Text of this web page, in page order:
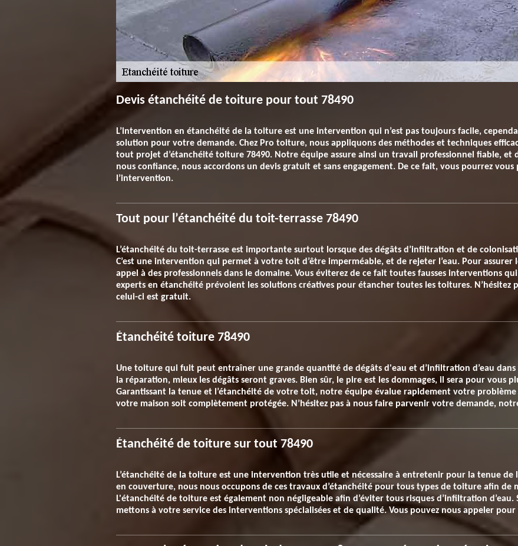
Devis étanchéité de toiture pour tout 78490
L’intervention en étanchéité de la toiture est une intervention qui n’est pas toujours facile,
solution pour votre demande. Chez Pro toiture, nous appliquons des méthodes et techniques
tout projet d’étanchéité toiture 78490. Notre équipe assure ainsi un travail professionnel fiable, et
nous confiance, nous accordons un devis gratuit et sans engagement. De ce fait, vous pourrez
l’intervention.
Tout pour l’étanchéité du toit-terrasse 78490
L’étanchéité du toit-terrasse est importante surtout lorsque des dégâts d’infiltration et de
C’est une intervention qui permet à votre toit d’être imperméable, et de rejeter l’eau. Pour
appel à des professionnels dans le domaine. Vous éviterez de ce fait toutes fausses interventions
experts en étanchéité prévoient les solutions créatives pour étancher toutes les toitures. N’hésitez
celui-ci est gratuit.
Étanchéité toiture 78490
Une toiture qui fuit peut entraîner une grande quantité de dégâts d'eau et d’infiltration d’eau
la réparation, mieux les dégâts seront graves. Bien sûr, le pire est les dommages, il sera pour vous
Garantissant la tenue et l’étanchéité de votre toit, notre équipe évalue rapidement votre
votre maison soit complètement protégée. N’hésitez pas à nous faire parvenir votre demande,
Étanchéité de toiture sur tout 78490
L’étanchéité de la toiture est une intervention très utile et nécessaire à entretenir pour la tenue de
en couverture, nous nous occupons de ces travaux d’étanchéité pour tous types de toiture afin
L'étanchéité de toiture est également non négligeable afin d’éviter tous risques d’infiltration
mettons à votre service des interventions spécialisées et de qualité. Vous pouvez nous appeler